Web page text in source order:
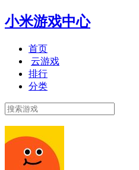
小米游戏中心
首页
云游戏
排行
分类